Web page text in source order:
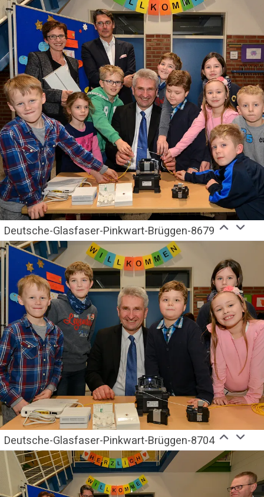
Deutsche-Glasfaser-Pinkwart-Brüggen-8679
Deutsche-Glasfaser-Pinkwart-Brüggen-8704